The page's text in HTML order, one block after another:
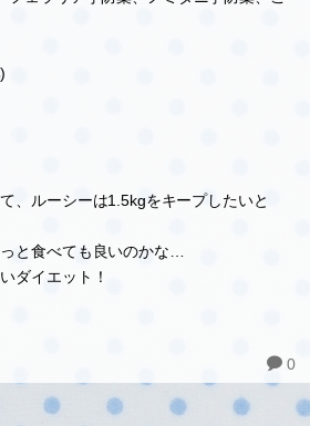
て、3ワン終わったのが11時半…
生に感謝です！
取りをしてもらうので、口の周りべちゃ
。